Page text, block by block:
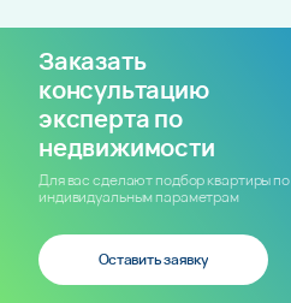
Заказать
консультацию
эксперта по
недвижимости
Для вас сделают подбор квартиры по
индивидуальным параметрам
Оставить заявку